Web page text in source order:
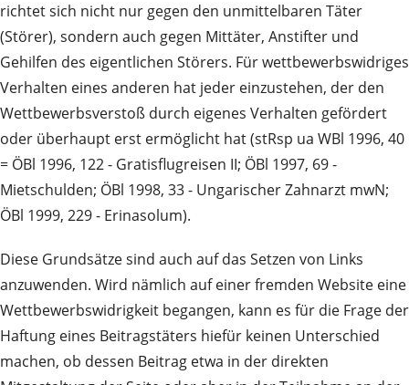
richtet sich nicht nur gegen den unmittelbaren Täter
(Störer), sondern auch gegen Mittäter, Anstifter und
Gehilfen des eigentlichen Störers. Für wettbewerbswidriges
Verhalten eines anderen hat jeder einzustehen, der den
Wettbewerbsverstoß durch eigenes Verhalten gefördert
oder überhaupt erst ermöglicht hat (stRsp ua WBl 1996, 40
= ÖBl 1996, 122 - Gratisflugreisen II; ÖBl 1997, 69 -
Mietschulden; ÖBl 1998, 33 - Ungarischer Zahnarzt mwN;
ÖBl 1999, 229 - Erinasolum).
Diese Grundsätze sind auch auf das Setzen von Links
anzuwenden. Wird nämlich auf einer fremden Website eine
Wettbewerbswidrigkeit begangen, kann es für die Frage der
Haftung eines Beitragstäters hiefür keinen Unterschied
machen, ob dessen Beitrag etwa in der direkten